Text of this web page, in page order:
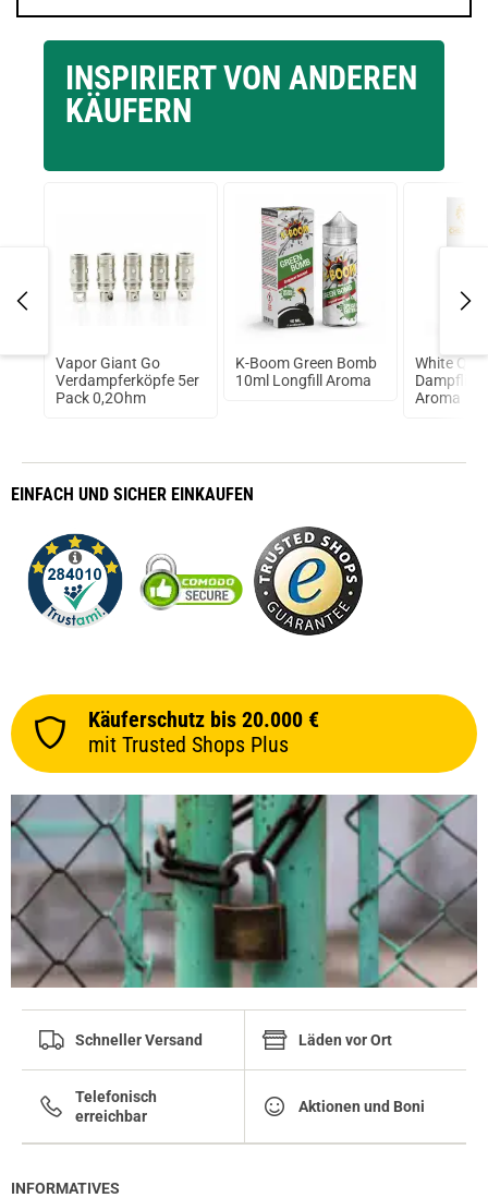
INSPIRIERT VON ANDEREN
KÄUFERN
Vapor Giant Go
Verdampferköpfe 5er
Pack 0,2Ohm
K-Boom Green Bomb
10ml Longfill Aroma
White
Dampflion
Aroma
EINFACH UND SICHER EINKAUFEN
Käuferschutz bis 20.000 €
mit Trusted Shops Plus
Schneller Versand Läden vor Ort
Telefonisch
erreichbar
Aktionen und Boni
INFORMATIVES